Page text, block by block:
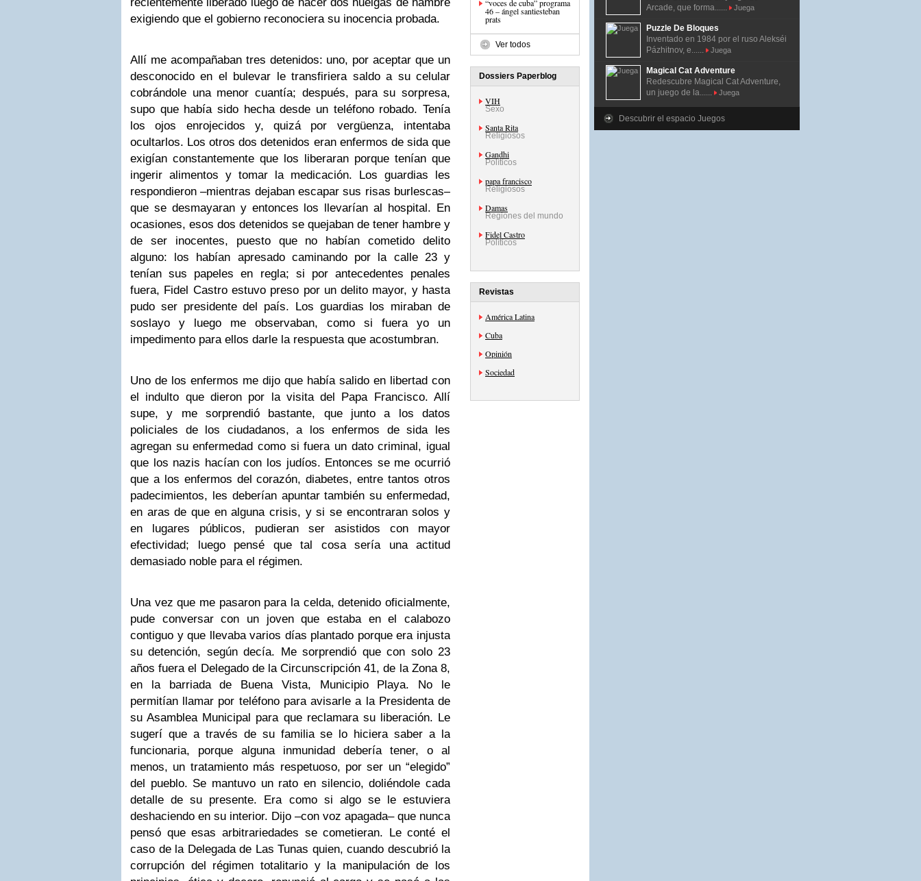
exigiendo que el gobierno reconociera su inocencia probada.
Allí me acompañaban tres detenidos: uno, por aceptar que un
desconocido en el bulevar le transfiriera saldo a su celular
cobrándole una menor cuantía; después, para su sorpresa,
supo que había sido hecha desde un teléfono robado. Tenía
los ojos enrojecidos y, quizá por vergüenza, intentaba
ocultarlos. Los otros dos detenidos eran enfermos de sida que
exigían constantemente que los liberaran porque tenían que
ingerir alimentos y tomar la medicación. Los guardias les
respondieron –mientras dejaban escapar sus risas burlescas–
que se desmayaran y entonces los llevarían al hospital. En
ocasiones, esos dos detenidos se quejaban de tener hambre y
de ser inocentes, puesto que no habían cometido delito
alguno: los habían apresado caminando por la calle 23 y
tenían sus papeles en regla; si por antecedentes penales
fuera, Fidel Castro estuvo preso por un delito mayor, y hasta
pudo ser presidente del país. Los guardias los miraban de
soslayo y luego me observaban, como si fuera yo un
impedimento para ellos darle la respuesta que acostumbran.
Uno de los enfermos me dijo que había salido en libertad con
el indulto que dieron por la visita del Papa Francisco. Allí
supe, y me sorprendió bastante, que junto a los datos
policiales de los ciudadanos, a los enfermos de sida les
agregan su enfermedad como si fuera un dato criminal, igual
que los nazis hacían con los judíos. Entonces se me ocurrió
que a los enfermos del corazón, diabetes, entre tantos otros
padecimientos, les deberían apuntar también su enfermedad,
en aras de que en alguna crisis, y si se encontraran solos y
en lugares públicos, pudieran ser asistidos con mayor
efectividad; luego pensé que tal cosa sería una actitud
demasiado noble para el régimen.
Una vez que me pasaron para la celda, detenido oficialmente,
pude conversar con un joven que estaba en el calabozo
contiguo y que llevaba varios días plantado porque era injusta
su detención, según decía. Me sorprendió que con solo 23
años fuera el Delegado de la Circunscripción 41, de la Zona 8,
en la barriada de Buena Vista, Municipio Playa. No le
permitían llamar por teléfono para avisarle a la Presidenta de
su Asamblea Municipal para que reclamara su liberación. Le
sugerí que a través de su familia se lo hiciera saber a la
funcionaria, porque alguna inmunidad debería tener, o al
menos, un tratamiento más respetuoso, por ser un “elegido”
del pueblo. Se mantuvo un rato en silencio, doliéndole cada
detalle de su presente. Era como si algo se le estuviera
deshaciendo en su interior. Dijo –con voz apagada– que nunca
pensó que esas arbitrariedades se cometieran. Le conté el
caso de la Delegada de Las Tunas quien, cuando descubrió la
corrupción del régimen totalitario y la manipulación de los
“voces de cuba” programa
46 – ángel santiesteban
prats
Ver todos
Dossiers Paperblog
VIH
Sexo
Santa Rita
Religiosos
Gandhi
Políticos
papa francisco
Religiosos
Damas
Regiones del mundo
Fidel Castro
Políticos
Revistas
América Latina
Cuba
Opinión
Sociedad
Arcade, que forma......
Juega
Puzzle De Bloques
Inventado en 1984 por el ruso Alekséi
Pázhitnov, e......
Juega
Magical Cat Adventure
Redescubre Magical Cat Adventure,
un juego de la......
Juega
Descubrir el espacio Juegos